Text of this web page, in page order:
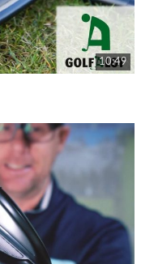
10:49